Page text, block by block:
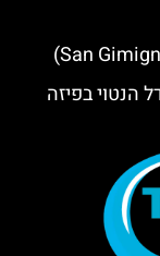
הנטוי בפיזה